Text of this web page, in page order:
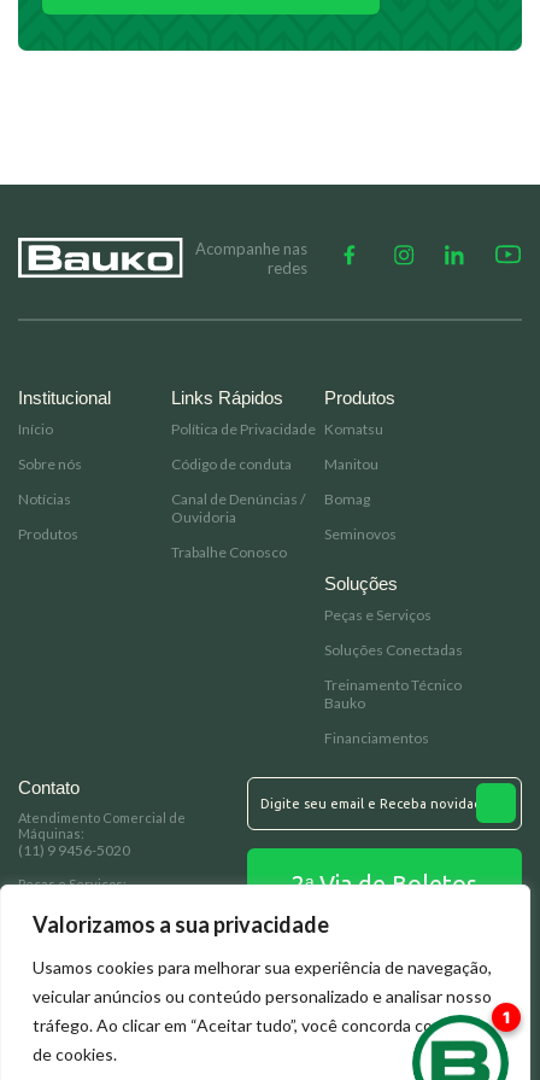
Valorizamos a sua privacidade
Usamos cookies para melhorar sua experiência de navegação,
veicular anúncios ou conteúdo personalizado e analisar nosso
tráfego. Ao clicar em “Aceitar tudo”, você concorda com o uso
de cookies.
Acompanhe nas
redes
Institucional
Início
Sobre nós
Notícias
Produtos
Links Rápidos
Política de Privacidade
Código de conduta
Canal de Denúncias /
Ouvidoria
Trabalhe Conosco
Produtos
Komatsu
Manitou
Bomag
Seminovos
Soluções
Peças e Serviços
Soluções Conectadas
Treinamento Técnico
Bauko
Financiamentos
Contato
Atendimento Comercial de
Máquinas:
(11) 9 9456-5020
Peças e Serviços:
Email:
Rua: Santa Erotildes, 200 - Vila dos
Remédios Osasco/SP
2ᵃ Via de Boletos
Fale Conosco